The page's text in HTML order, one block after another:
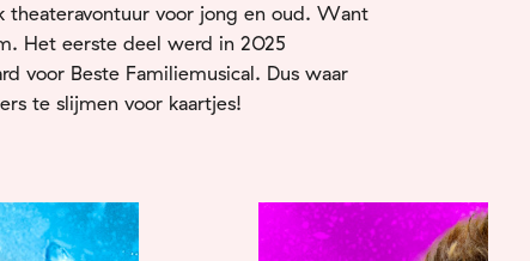
voor jong en oud. Want
Het eerste deel werd in 2025
voor Beste Familiemusical. Dus waar
te slijmen voor kaartjes!